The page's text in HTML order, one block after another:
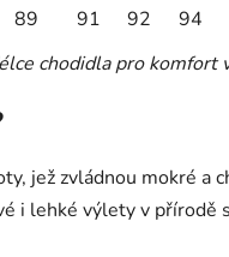
89 91 92 94
chodidla pro komfort
jež zvládnou mokré a
i lehké výlety v přírodě